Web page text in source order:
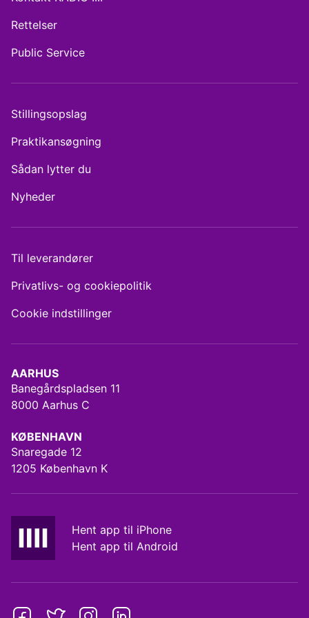
AARHUS
Banegårdspladsen 11
8000 Aarhus C
KØBENHAVN
Snaregade 12
1205 København K
Hent app til iPhone
Hent app til Android
Rettelser
Public Service
Stillingsopslag
Praktikansøgning
Sådan lytter du
Nyheder
Til leverandører
Privatlivs- og cookiepolitik
Cookie indstillinger